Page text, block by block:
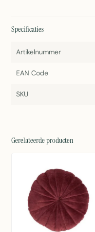
Specificaties
Artikelnummer
EAN Code
SKU
Gerelateerde producten